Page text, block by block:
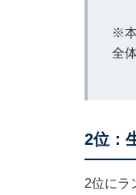
※本
全
2位：
2位にラ